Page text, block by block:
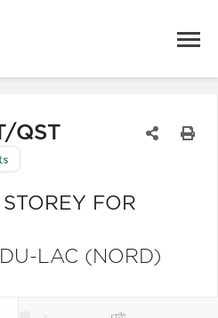
QST
FOR
LAC (NORD)